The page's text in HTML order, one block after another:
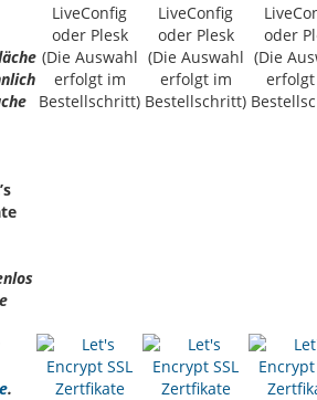
LiveConfig
oder Plesk
(Die Auswahl
erfolgt im
Bestellschritt)
LiveConfig
oder Plesk
(Die Auswahl
erfolgt im
Bestellschritt)
oder
(Die
.